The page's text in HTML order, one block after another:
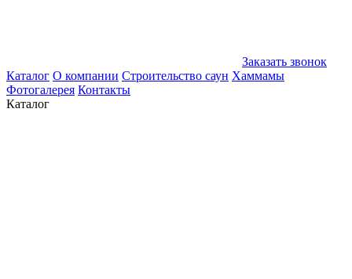
Заказать звонок
Каталог О компании Строительство саун Хаммамы
Фотогалерея Контакты
Каталог